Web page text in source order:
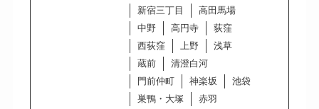
新宿三丁目
高田馬場
中野
高円寺
荻窪
西荻窪
上野
浅草
蔵前
清澄白河
門前仲町
神楽坂
池袋
巣鴨・大塚
赤羽